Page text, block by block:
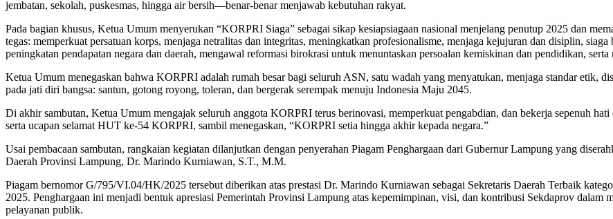
jembatan, sekolah, puskesmas, hingga air bersih—benar-benar menjawab kebutuhan rakyat.
Pada bagian khusus, Ketua Umum menyerukan “KORPRI Siaga” sebagai sikap kesiapsiagaan nasional menjelang penutup 2025 dan
tegas: memperkuat persatuan korps, menjaga netralitas dan integritas, meningkatkan profesionalisme, menjaga kejujuran dan disiplin,
peningkatan pendapatan negara dan daerah, mengawal reformasi birokrasi untuk menuntaskan persoalan kemiskinan dan pendidikan,
Ketua Umum menegaskan bahwa KORPRI adalah rumah besar bagi seluruh ASN, satu wadah yang menyatukan, menjaga standar etik,
pada jati diri bangsa: santun, gotong royong, toleran, dan bergerak serempak menuju Indonesia Maju 2045.
Di akhir sambutan, Ketua Umum mengajak seluruh anggota KORPRI terus berinovasi, memperkuat pengabdian, dan bekerja sepenuh
serta ucapan selamat HUT ke-54 KORPRI, sambil menegaskan, “KORPRI setia hingga akhir kepada negara.”
Usai pembacaan sambutan, rangkaian kegiatan dilanjutkan dengan penyerahan Piagam Penghargaan dari Gubernur Lampung yang
Daerah Provinsi Lampung, Dr. Marindo Kurniawan, S.T., M.M.
Piagam bernomor G/795/VI.04/HK/2025 tersebut diberikan atas prestasi Dr. Marindo Kurniawan sebagai Sekretaris Daerah Terbaik
2025. Penghargaan ini menjadi bentuk apresiasi Pemerintah Provinsi Lampung atas kepemimpinan, visi, dan kontribusi Sekdaprov dalam
pelayanan publik.